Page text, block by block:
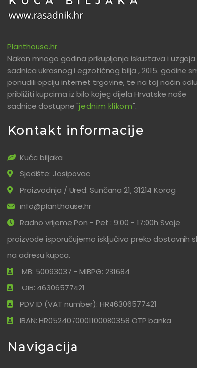
Planthouse.hr
Nakon mnogo godina prikupljanja iskustava i uzgoja
sadnica ukrasnog i egzotičnog bilja , 2015. godine smo
ponudili opciju internet trgovine, te na taj način odlučili
približiti kupcima iz bilo kojeg dijela Hrvatske naše
sadnice dostupne "jednim klikom".
Kontakt informacije
Kuća biljaka
Sjedište: Josipovac
Proizvodnja / Ured: Sunčana 21, 31214 Korog
info@planthouse.hr
Radno vrijeme Pon - Pet : 9:00 - 17:00h Svoje
proizvode isporučujemo isključivo preko dostavnih službi
na adresu kupca.
MB: 50093037 - MIBPG: 231684
OIB: 46306577421
PDV ID (VAT number): HR46306577421
IBAN: HR0524070001100080358 OTP banka
Navigacija